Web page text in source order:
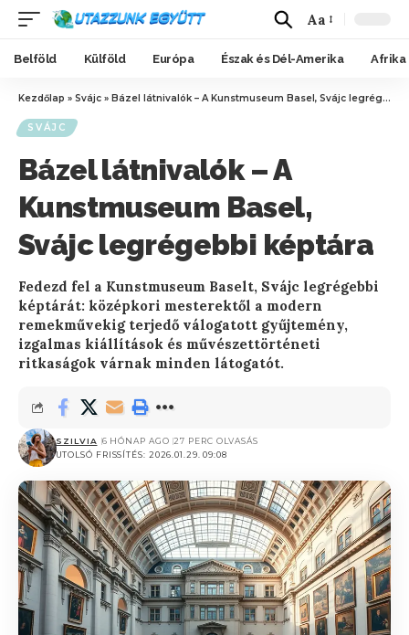
Aa
Belföld Külföld Európa Észak és Dél-Amerika Afrika
Kezdőlap » Svájc » Bázel látnivalók – A Kunstmuseum Basel, Svájc legrégebbi képtára
SVÁJC
Bázel látnivalók – A
Kunstmuseum Basel,
Svájc legrégebbi képtára
Fedezd fel a Kunstmuseum Baselt, Svájc legrégebbi
képtárát: középkori mesterektől a modern
remekművekig terjedő válogatott gyűjtemény,
izgalmas kiállítások és művészettörténeti
ritkaságok várnak minden látogatót.
UTOLSÓ FRISSÍTÉS: 2026.01.29. 09:08
SZILVIA 6 HÓNAP AGO 27 PERC OLVASÁS